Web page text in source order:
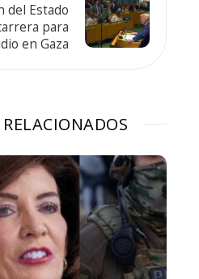
del Estado
para
en Gaza